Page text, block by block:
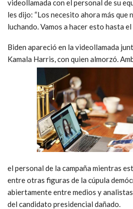
videollamada con el personal de su
les dijo: “Los necesito ahora más que
luchando. Vamos a hacer esto hasta el
Biden apareció en la videollamada
Kamala Harris, con quien almorzó.
el personal de la campaña mientras
entre otras figuras de la cúpula
abiertamente entre medios y
del candidato presidencial dañado.